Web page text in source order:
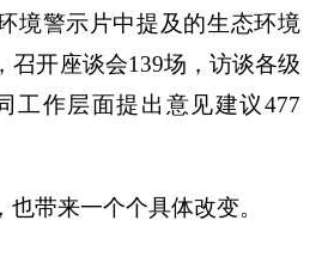
境警示片中提及的生态环境
召开座谈会139场，访谈各级
工作层面提出意见建议477
也带来一个个具体改变。